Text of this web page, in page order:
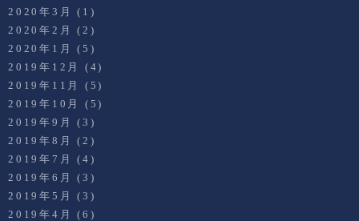
2020年3月
(1)
2020年2月
(2)
2020年1月
(5)
2019年12月
(4)
2019年11月
(5)
2019年10月
(5)
2019年9月
(3)
2019年8月
(2)
2019年7月
(4)
2019年6月
(3)
2019年5月
(3)
2019年4月
(6)